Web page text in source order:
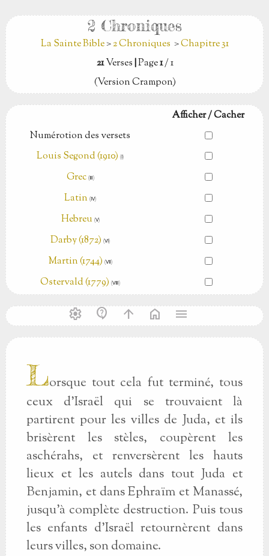
2 Chroniques
La Sainte Bible>2 Chroniques >Chapitre 31
21Verses|Page1/ 1
(Version Crampon)
Afficher / Cacher
Numérotion des versets
Louis Segond (1910) (Ⅰ)
Grec (Ⅲ)
Latin (Ⅳ)
Hebreu (Ⅴ)
Darby (1872) (Ⅵ)
Martin (1744) (Ⅶ)
Ostervald (1779) (Ⅷ)
settings contact_support arrow_upward home menu
Lorsque tout cela fut terminé, tous
ceux d'Israël qui se trouvaient là
partirent pour les villes de Juda, et ils
brisèrent les stèles, coupèrent les
aschérahs, et renversèrent les hauts
lieux et les autels dans tout Juda et
Benjamin, et dans Ephraïm et Manassé,
jusqu'à complète destruction. Puis tous
les enfants d'Israël retournèrent dans
leurs villes, son domaine.